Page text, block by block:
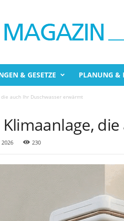
& GESETZE PLANUNG &
auch Ihr Duschwasser erwärmt
230